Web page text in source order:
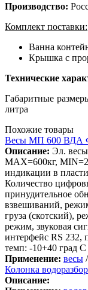
Производство:
Комплект поставки:
Ванна
Крышка с
Технические
Габаритные
литра
Похожие товары
Весы МП 600 ВДА
Описание: Эл.
МАХ=600кг,
индикации в
Количество
принудительное
взвешиваний,
груза (скотский),
режим, звуковая
интерфейс RS 232,
темп: -10+40 град С
Применение: весы /
Колонка
Описание: